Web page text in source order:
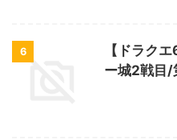
6
【ドラク
ー城2戦目/